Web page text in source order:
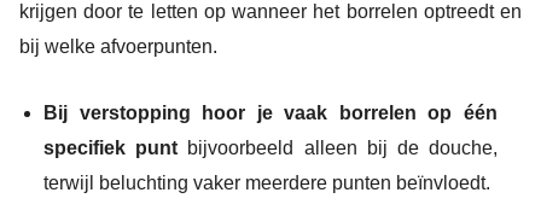
krijgen door te letten op wanneer het borrelen optreedt en
bij welke afvoerpunten.
Bij verstopping hoor je vaak borrelen op één
specifiek punt bijvoorbeeld alleen bij de douche,
terwijl beluchting vaker meerdere punten beïnvloedt.